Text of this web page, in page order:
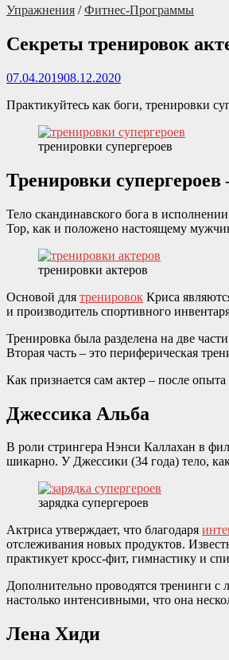
Упражнения /Фитнес-Программы
Секреты тренировок
07.04.201908.12.2020
Практикуйтесь как боги, тренировки
тренировки супергероев
Тренировки
Тело скандинавского бога в
Тор, как и положено настоящему
тренировки актеров
Основой для тренировок Криса
и производитель спортивного
Тренировка была разделена на две
Вторая часть – это периферическая
Как признается сам актер – после
Джессика Альба
В роли стрингера Нэнси Каллахан в
шикарно. У Джессики (34 года) тело,
зарядка супергероев
Актриса утверждает, что благодаря
отслеживания новых продуктов.
практикует кросс-фит, гимнастику и
Дополнительно проводятся тренинги с
настолько интенсивными, что она
Лена Хиди